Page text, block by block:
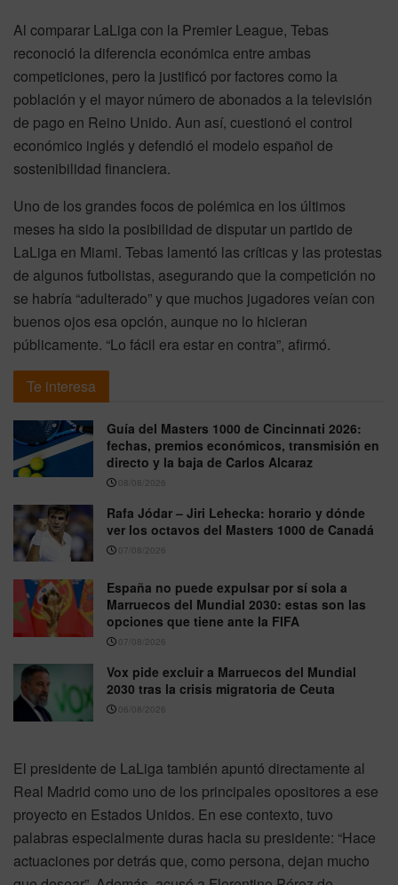
Al comparar LaLiga con la Premier League, Tebas
reconoció la diferencia económica entre ambas
competiciones, pero la justificó por factores como la
población y el mayor número de abonados a la televisión
de pago en Reino Unido. Aun así, cuestionó el control
económico inglés y defendió el modelo español de
sostenibilidad financiera.
Uno de los grandes focos de polémica en los últimos
meses ha sido la posibilidad de disputar un partido de
LaLiga en Miami. Tebas lamentó las críticas y las protestas
de algunos futbolistas, asegurando que la competición no
se habría “adulterado” y que muchos jugadores veían con
buenos ojos esa opción, aunque no lo hicieran
públicamente. “Lo fácil era estar en contra”, afirmó.
Te interesa
Guía del Masters 1000 de Cincinnati 2026:
fechas, premios económicos, transmisión en
directo y la baja de Carlos Alcaraz
08/08/2026
Rafa Jódar – Jiri Lehecka: horario y dónde
ver los octavos del Masters 1000 de Canadá
07/08/2026
España no puede expulsar por sí sola a
Marruecos del Mundial 2030: estas son las
opciones que tiene ante la FIFA
07/08/2026
Vox pide excluir a Marruecos del Mundial
2030 tras la crisis migratoria de Ceuta
06/08/2026
El presidente de LaLiga también apuntó directamente al
Real Madrid como uno de los principales opositores a ese
proyecto en Estados Unidos. En ese contexto, tuvo
palabras especialmente duras hacia su presidente: “Hace
actuaciones por detrás que, como persona, dejan mucho